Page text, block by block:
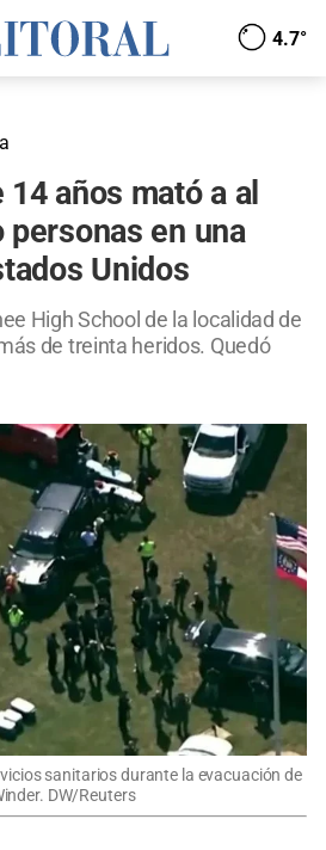
4.7°
años mató a al
en una
Unidos
High School de la localidad de
de treinta heridos. Quedó
sanitarios durante la evacuación de
DW/Reuters